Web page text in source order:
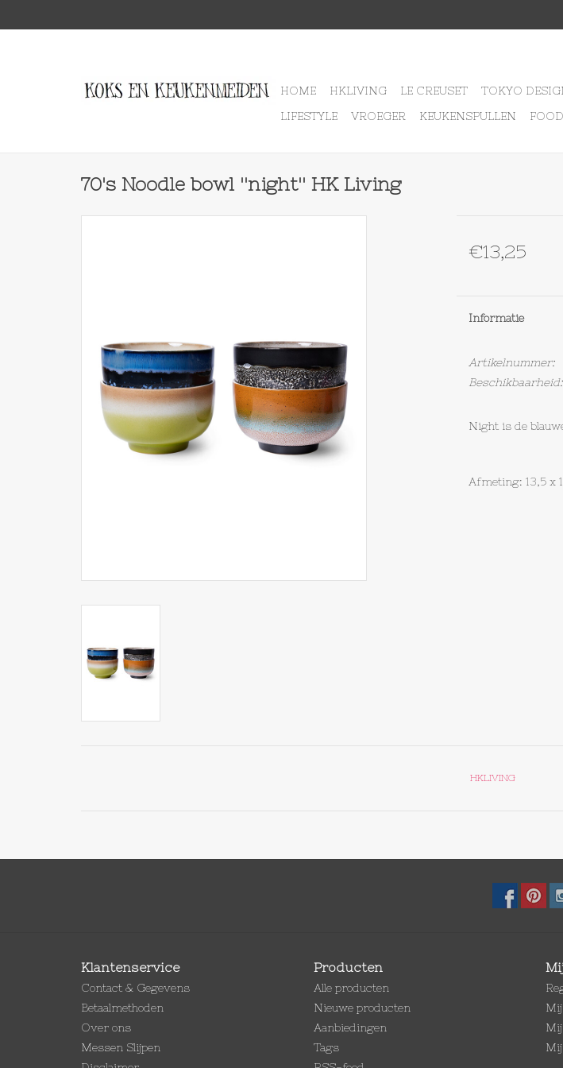
HOME HKLIVING LE CREUSET TOKYO
LIFESTYLE
VROEGER KEUKENSPULLEN FOOD
70's Noodle bowl ''night'' HK Living
€13,25
Informatie
Artikelnummer:
Beschikbaarheid:
Night is de
Afmeting: 13,5 x
HKLIVING
Klantenservice
Contact & Gegevens
Betaalmethoden
Over ons
Messen Slijpen
Producten
Alle producten
Nieuwe producten
Aanbiedingen
Tags